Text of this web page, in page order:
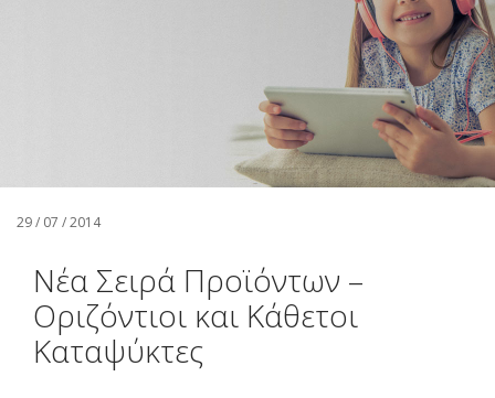
29 / 07 / 2014
Nέα Σειρά Προϊόντων –
Οριζόντιοι και Κάθετοι
Καταψύκτες